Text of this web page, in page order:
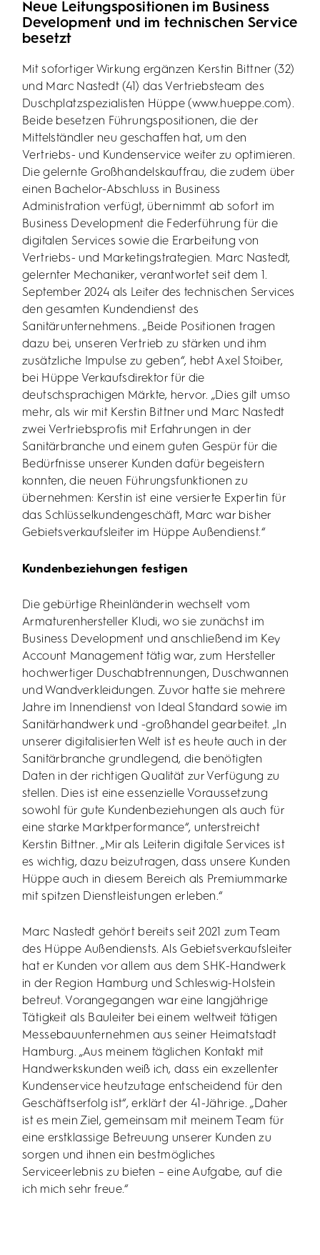
Neue Leitungspositionen im Business
Development und im technischen Service
besetzt
Mit sofortiger Wirkung ergänzen Kerstin Bittner (32)
und Marc Nastedt (41) das Vertriebsteam des
Duschplatzspezialisten Hüppe (www.hueppe.com).
Beide besetzen Führungspositionen, die der
Mittelständler neu geschaffen hat, um den
Vertriebs- und Kundenservice weiter zu optimieren.
Die gelernte Großhandelskauffrau, die zudem über
einen Bachelor-Abschluss in Business
Administration verfügt, übernimmt ab sofort im
Business Development die Federführung für die
digitalen Services sowie die Erarbeitung von
Vertriebs- und Marketingstrategien. Marc Nastedt,
gelernter Mechaniker, verantwortet seit dem 1.
September 2024 als Leiter des technischen Services
den gesamten Kundendienst des
Sanitärunternehmens. „Beide Positionen tragen
dazu bei, unseren Vertrieb zu stärken und ihm
zusätzliche Impulse zu geben“, hebt Axel Stoiber,
bei Hüppe Verkaufsdirektor für die
deutschsprachigen Märkte, hervor. „Dies gilt umso
mehr, als wir mit Kerstin Bittner und Marc Nastedt
zwei Vertriebsprofis mit Erfahrungen in der
Sanitärbranche und einem guten Gespür für die
Bedürfnisse unserer Kunden dafür begeistern
konnten, die neuen Führungsfunktionen zu
übernehmen: Kerstin ist eine versierte Expertin für
das Schlüsselkundengeschäft, Marc war bisher
Gebietsverkaufsleiter im Hüppe Außendienst.“
Kundenbeziehungen festigen
Die gebürtige Rheinländerin wechselt vom
Armaturenhersteller Kludi, wo sie zunächst im
Business Development und anschließend im Key
Account Management tätig war, zum Hersteller
hochwertiger Duschabtrennungen, Duschwannen
und Wandverkleidungen. Zuvor hatte sie mehrere
Jahre im Innendienst von Ideal Standard sowie im
Sanitärhandwerk und -großhandel gearbeitet. „In
unserer digitalisierten Welt ist es heute auch in der
Sanitärbranche grundlegend, die benötigten
Daten in der richtigen Qualität zur Verfügung zu
stellen. Dies ist eine essenzielle Voraussetzung
sowohl für gute Kundenbeziehungen als auch für
eine starke Marktperformance“, unterstreicht
Kerstin Bittner. „Mir als Leiterin digitale Services ist
es wichtig, dazu beizutragen, dass unsere Kunden
Hüppe auch in diesem Bereich als Premiummarke
mit spitzen Dienstleistungen erleben.“
Marc Nastedt gehört bereits seit 2021 zum Team
des Hüppe Außendiensts. Als Gebietsverkaufsleiter
hat er Kunden vor allem aus dem SHK-Handwerk
in der Region Hamburg und Schleswig-Holstein
betreut. Vorangegangen war eine langjährige
Tätigkeit als Bauleiter bei einem weltweit tätigen
Messebauunternehmen aus seiner Heimatstadt
Hamburg. „Aus meinem täglichen Kontakt mit
Handwerkskunden weiß ich, dass ein exzellenter
Kundenservice heutzutage entscheidend für den
Geschäftserfolg ist“, erklärt der 41-Jährige. „Daher
ist es mein Ziel, gemeinsam mit meinem Team für
eine erstklassige Betreuung unserer Kunden zu
sorgen und ihnen ein bestmögliches
Serviceerlebnis zu bieten – eine Aufgabe, auf die
ich mich sehr freue.“